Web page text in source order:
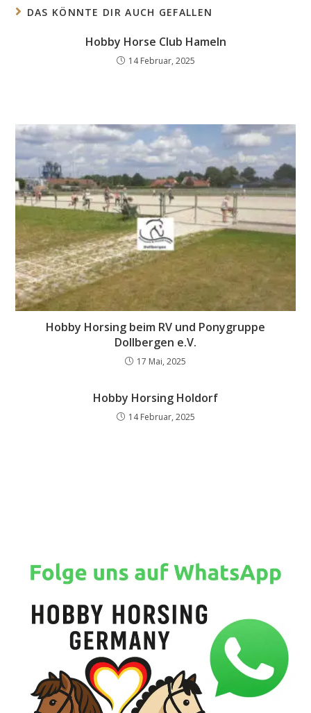
DAS KÖNNTE DIR AUCH GEFALLEN
Hobby Horse Club Hameln
14 Februar, 2025
Hobby Horsing beim RV und Ponygruppe
Dollbergen e.V.
17 Mai, 2025
Hobby Horsing Holdorf
14 Februar, 2025